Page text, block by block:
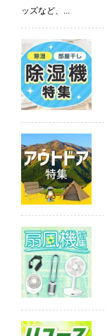
ッズなど、...